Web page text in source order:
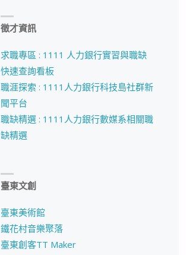
徵才資訊
求職專區 : 1111 人力銀行實習與職缺
快速查詢看板
職涯探索 : 1111人力銀行科技島社群新
聞平台
職缺精選 : 1111人力銀行數媒系相關職
缺精選
臺東文創
臺東美術館
鐵花村音樂聚落
臺東創客TT Maker